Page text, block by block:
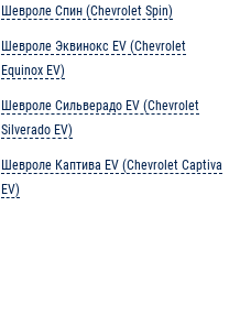
Шевроле Спин (Chevrolet Spin)
Шевроле Эквинокс EV (Chevrolet
Equinox EV)
Шевроле Сильверадо EV (Chevrolet
Silverado EV)
Шевроле Каптива EV (Chevrolet Captiva
EV)